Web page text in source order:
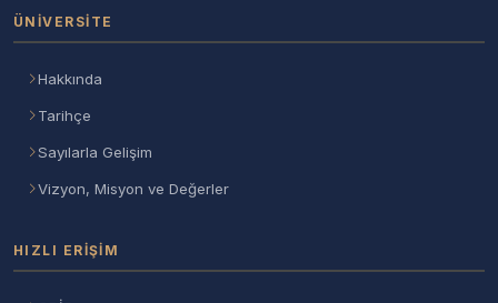
ÜNIVERSITE
Hakkında
Tarihçe
Sayılarla Gelişim
Vizyon, Misyon ve Değerler
HIZLI ERIŞIM